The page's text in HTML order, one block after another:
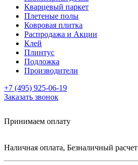
Кварцевый паркет
Плетеные полы
Ковровая плитка
Распродажа и Акции
Клей
Плинтус
Подложка
Производители
+7 (495) 925-06-19
Заказать звонок
Принимаем оплату
Наличная оплата, Безналичный расчет